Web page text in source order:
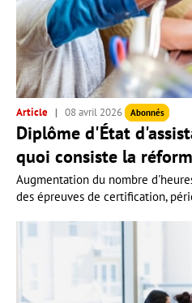
Article 08 avril 2026 Abonnés
Diplôme d'État
quoi consiste la
Augmentation du nombre
des épreuves de certification,